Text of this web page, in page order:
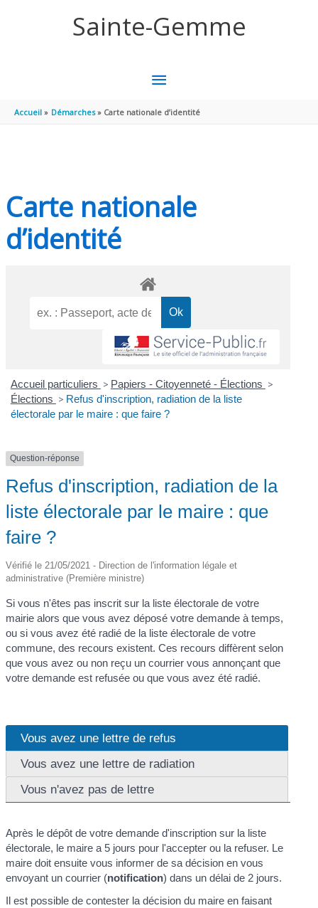
Sainte-Gemme
MENU
PRINCIPAL
Accueil Démarches Carte nationale d’identité
Carte nationale
d’identité
Accueil particuliers > Papiers - Citoyenneté - Élections >
Élections > Refus d'inscription, radiation de la liste
électorale par le maire : que faire ?
Question-réponse
Refus d'inscription, radiation de la
liste électorale par le maire : que
faire ?
Vérifié le 21/05/2021 - Direction de l'information légale et
administrative (Première ministre)
Si vous n'êtes pas inscrit sur la liste électorale de votre
mairie alors que vous avez déposé votre demande à temps,
ou si vous avez été radié de la liste électorale de votre
commune, des recours existent. Ces recours diffèrent selon
que vous avez ou non reçu un courrier vous annonçant que
votre demande est refusée ou que vous avez été radié.
Vous avez une lettre de refus
Vous avez une lettre de radiation
Vous n'avez pas de lettre
Après le dépôt de votre demande d'inscription sur la liste
électorale, le maire a 5 jours pour l'accepter ou la refuser. Le
maire doit ensuite vous informer de sa décision en vous
envoyant un courrier (notification) dans un délai de 2 jours.
Il est possible de contester la décision du maire en faisant